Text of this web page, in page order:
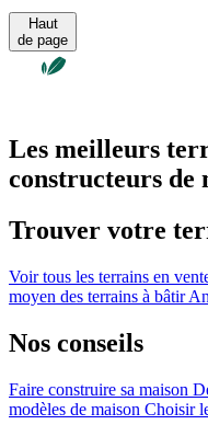
Haut
de page
Les meilleurs
constructeurs de
Trouver votre
Voir tous les terrains en
moyen des terrains à bâtir
Nos conseils
Faire construire sa maison
modèles de maison Choisir